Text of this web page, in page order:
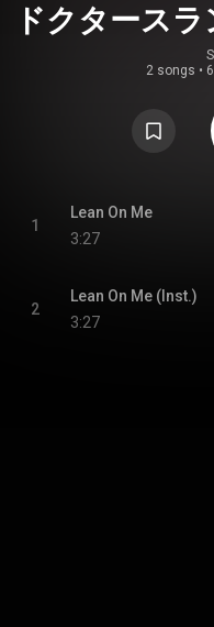
ドクタースラ
ウンド
2 songs •
1
Lean On Me
3:27
2
Lean On Me (Inst.)
3:27